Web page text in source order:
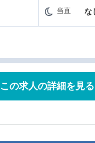
当直 な
この求人の詳細を見る